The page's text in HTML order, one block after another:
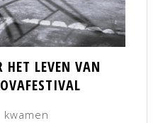
HET LEVEN VAN